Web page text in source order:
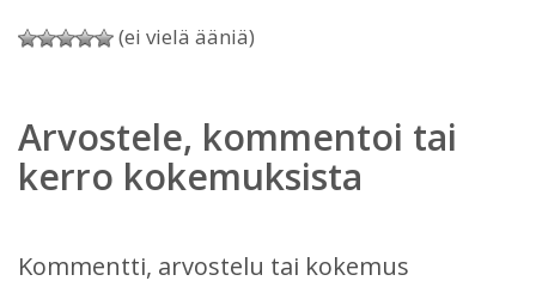
(ei vielä ääniä)
Arvostele, kommentoi tai
kerro kokemuksista
Kommentti, arvostelu tai kokemus